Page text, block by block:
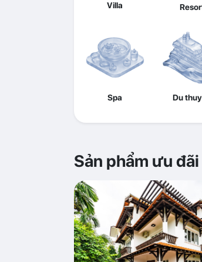
Villa
Spa Du
Sản phẩm ưu đãi